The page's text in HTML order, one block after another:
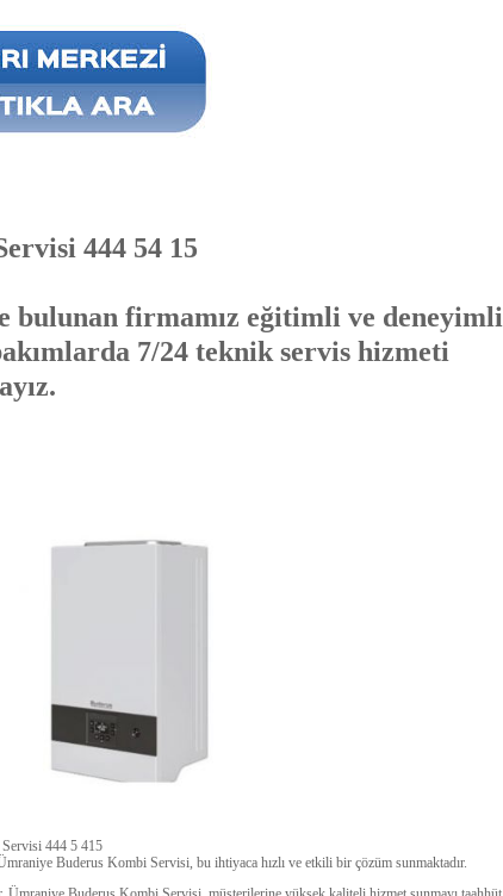
444 54 15
bulunan firmamız eğitimli ve deneyimli
7/24 teknik servis hizmeti
444 5 415
Buderus Kombi Servisi, bu ihtiyaca hızlı ve etkili bir çözüm sunmaktadır.